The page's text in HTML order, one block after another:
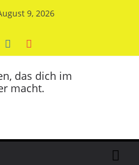
9, 2026
das dich im
macht.